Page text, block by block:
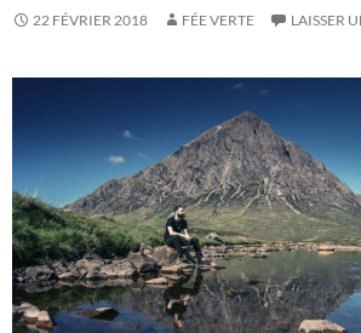
22 FÉVRIER 2018 FÉE VERTE LAISSER